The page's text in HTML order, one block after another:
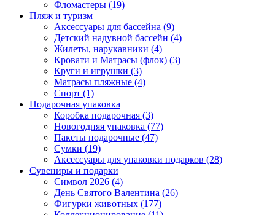
Фломастеры (19)
Пляж и туризм
Аксессуары для бассейна (9)
Детский надувной бассейн (4)
Жилеты, нарукавники (4)
Кровати и Матрасы (флок) (3)
Круги и игрушки (3)
Матрасы пляжные (4)
Спорт (1)
Подарочная упаковка
Коробка подарочная (3)
Новогодняя упаковка (77)
Пакеты подарочные (47)
Сумки (19)
Аксессуары для упаковки подарков (28)
Сувениры и подарки
Символ 2026 (4)
День Святого Валентина (26)
Фигурки животных (177)